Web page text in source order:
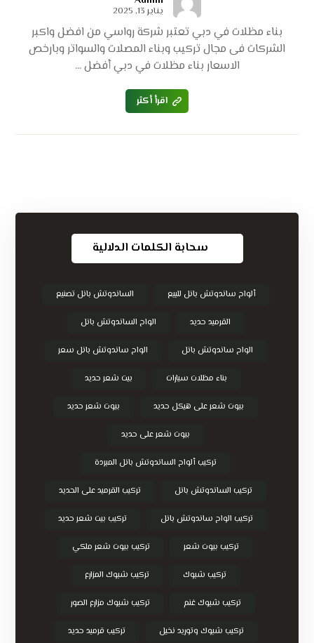
يناير 13, 2025
بناء مظلات في دبي تعتبر شركة رواسي من افضل واكبر
الشركات فى مجال تركيب وبناء المصلات والسواتر وبارخص
الاسعار بناء مظلات في دبي أفضل ...
اقرأ أكثر
سحابة الكلمات الدلالية
ألواح ساندوتش بانل للبيع الساندوتش بانل تصنيع
القرميد حديد الواح الساندوتش بانل
الواح ساندوتش بانل الواح ساندوتش بانل سعر
بناء مظلات سيارات بيت شعر حديد
بيوت شعر على هيكل حديد بيوت شعر حديد
بيوت شعر على حديد
تركيب ألواح الساندوتش بانل المبردة
تركيب الساندوتش بانل تركيب القرميد على الحديد
تركيب الواح ساندوتش بانل تركيب بيت شعر حديد
تركيب بيوت شعر تركيب بيوت شعر ملكي
تركيب شبوك تركيب شبوك المزارع
تركيب شبوك غنم تركيب شبوك مزارع الصور
تركيب شبوك وتوريد نخيل تركيب قرميد حديد